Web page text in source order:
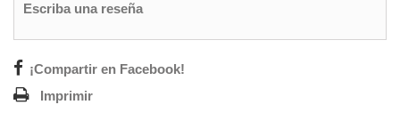
Escriba una reseña
¡Compartir en Facebook!
Imprimir